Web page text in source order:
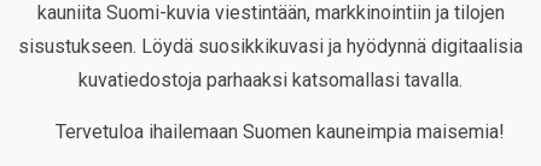
kauniita Suomi-kuvia viestintään, markkinointiin ja tilojen
sisustukseen. Löydä suosikkikuvasi ja hyödynnä digitaalisia
kuvatiedostoja parhaaksi katsomallasi tavalla.
Tervetuloa ihailemaan Suomen kauneimpia maisemia!